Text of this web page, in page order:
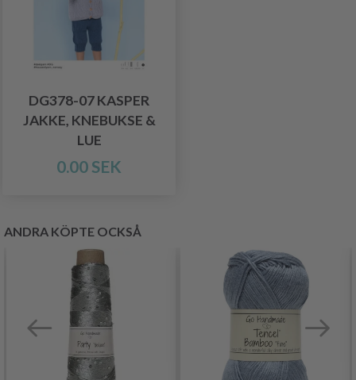
DG378-07 KASPER
JAKKE, KNEBUKSE &
LUE
0.00 SEK
ANDRA KÖPTE OCKSÅ